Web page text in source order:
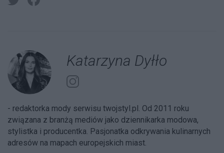
Katarzyna Dyłło
- redaktorka mody serwisu twojstyl.pl. Od 2011 roku
związana z branżą mediów jako dziennikarka modowa,
stylistka i producentka. Pasjonatka odkrywania kulinarnych
adresów na mapach europejskich miast.